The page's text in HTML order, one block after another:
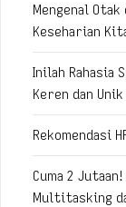
Mengenal Otak
Keseharian
Inilah Rahasia
Keren dan
Rekomendasi
Cuma 2
Multitasking